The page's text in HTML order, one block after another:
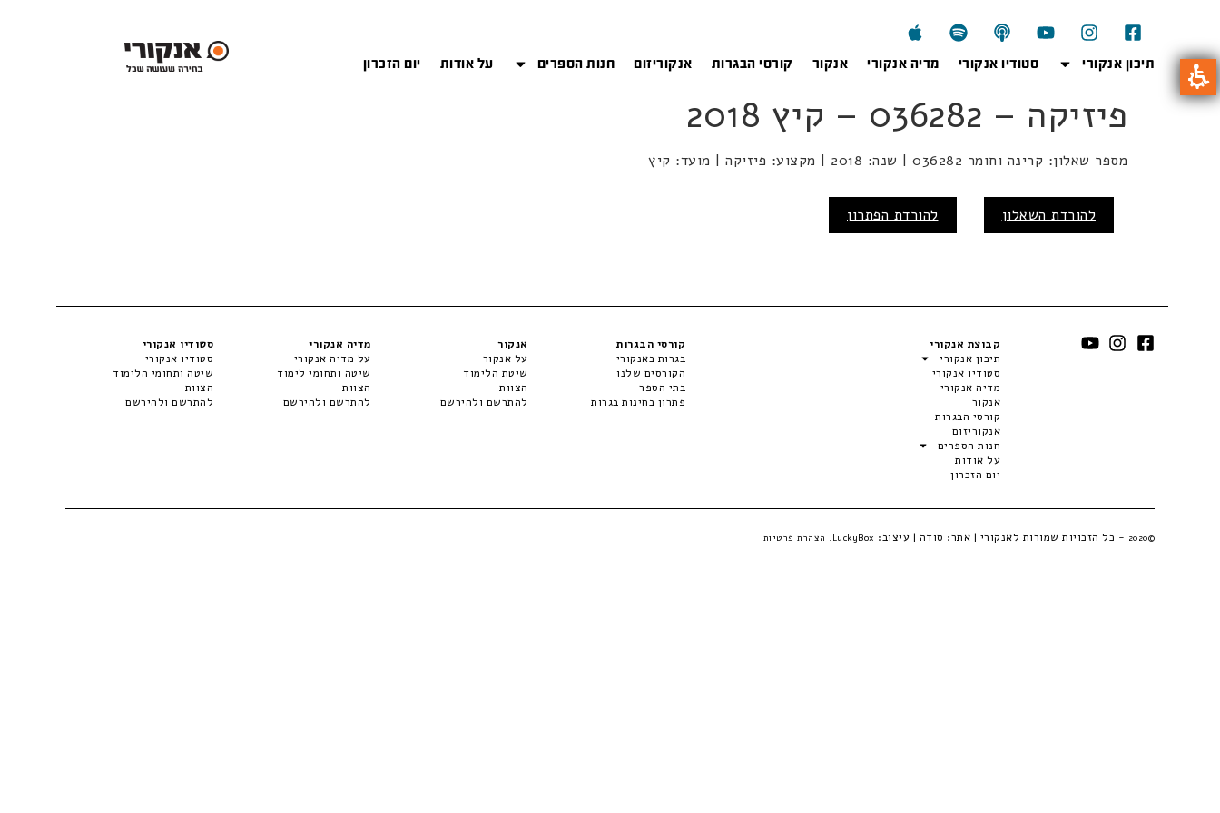
תיכון אנקורי סטודיו אנקורי מדיה אנקורי אנקור קורסי הבגרות אנקוריזום חנות הספרים על אודות יום הזכרון
פיזיקה – 036282 – קיץ 2018
מספר שאלון: קרינה וחומר 036282 | שנה: 2018 | מקצוע: פיזיקה | מועד: קיץ
להורדת השאלון להורדת הפתרון
קבוצת אנקורי
תיכון אנקורי
סטודיו אנקורי
מדיה אנקורי
אנקור
קורסי הבגרות
אנקוריזום
חנות הספרים
על אודות
יום הזכרון
קורסי הבגרות
בגרות באנקורי
הקורסים שלנו
בתי הספר
פתרון בחינות בגרות
אנקור
על אנקור
שיטת הלימוד
הצוות
להתרשם ולהירשם
מדיה אנקורי
על מדיה אנקורי
שיטה ותחומי לימוד
הצוות
להתרשם ולהירשם
סטודיו אנקורי
סטודיו אנקורי
שיטה ותחומי הלימוד
הצוות
להתרשם ולהירשם
©2020 - כל הזכויות שמורות לאנקורי | אתר: סודה | עיצוב: LuckyBox. הצהרת פרטיות